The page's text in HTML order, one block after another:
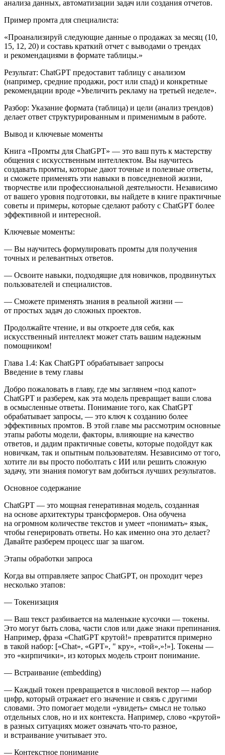
анализа данных, автоматизации задач или создания отчетов.
Пример промта для специалиста:
«Проанализируй следующие данные о продажах за месяц (10,
15, 12, 20) и составь краткий отчет с выводами о трендах
и рекомендациями в формате таблицы.»
Результат: ChatGPT предоставит таблицу с анализом
(например, средние продажи, рост или спад) и конкретные
рекомендации вроде «Увеличить рекламу на третьей неделе».
Разбор: Указание формата (таблица) и цели (анализ трендов)
делает ответ структурированным и применимым в работе.
Вывод и ключевые моменты
Книга «Промты для ChatGPT» — это ваш путь к мастерству
общения с искусственным интеллектом. Вы научитесь
создавать промты, которые дают точные и полезные ответы,
и сможете применять эти навыки в повседневной жизни,
творчестве или профессиональной деятельности. Независимо
от вашего уровня подготовки, вы найдете в книге практичные
советы и примеры, которые сделают работу с ChatGPT более
эффективной и интересной.
Ключевые моменты:
— Вы научитесь формулировать промты для получения
точных и релевантных ответов.
— Освоите навыки, подходящие для новичков, продвинутых
пользователей и специалистов.
— Сможете применять знания в реальной жизни —
от простых задач до сложных проектов.
Продолжайте чтение, и вы откроете для себя, как
искусственный интеллект может стать вашим надежным
помощником!
Глава 1.4: Как ChatGPT обрабатывает запросы
Введение в тему главы
Добро пожаловать в главу, где мы заглянем «под капот»
ChatGPT и разберем, как эта модель превращает ваши слова
в осмысленные ответы. Понимание того, как ChatGPT
обрабатывает запросы, — это ключ к созданию более
эффективных промтов. В этой главе мы рассмотрим основные
этапы работы модели, факторы, влияющие на качество
ответов, и дадим практичные советы, которые подойдут как
новичкам, так и опытным пользователям. Независимо от того,
хотите ли вы просто поболтать с ИИ или решить сложную
задачу, эти знания помогут вам добиться лучших результатов.
Основное содержание
ChatGPT — это мощная генеративная модель, созданная
на основе архитектуры трансформеров. Она обучена
на огромном количестве текстов и умеет «понимать» язык,
чтобы генерировать ответы. Но как именно она это делает?
Давайте разберем процесс шаг за шагом.
Этапы обработки запроса
Когда вы отправляете запрос ChatGPT, он проходит через
несколько этапов:
— Токенизация
— Ваш текст разбивается на маленькие кусочки — токены.
Это могут быть слова, части слов или даже знаки препинания.
Например, фраза «ChatGPT крутой!» превратится примерно
в такой набор: [«Chat», «GPT», " кру», «той»,»!»]. Токены —
это «кирпичики», из которых модель строит понимание.
— Встраивание (embedding)
— Каждый токен превращается в числовой вектор — набор
цифр, который отражает его значение и связь с другими
словами. Это помогает модели «увидеть» смысл не только
отдельных слов, но и их контекста. Например, слово «крутой»
в разных ситуациях может означать что-то разное,
и встраивание учитывает это.
— Контекстное понимание